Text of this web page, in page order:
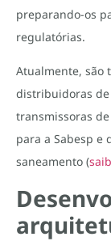
preparando-os
regulatórias.
Atualmente, são
distribuidoras
transmissoras
para a Sabesp
saneamento (